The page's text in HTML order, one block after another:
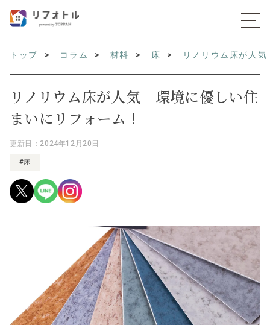
トップ コラム 材料 床 リノリウム床が人
リノリウム床が人気｜環境に優しい住
まいにリフォーム！
更新日：2024年12月20日
#床